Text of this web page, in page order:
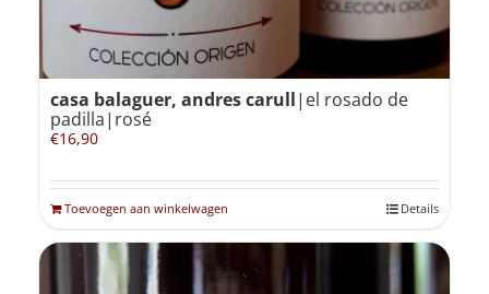
casa balaguer, andres carull|el rosado de
padilla|rosé
€16,90
Toevoegen aan winkelwagen Details